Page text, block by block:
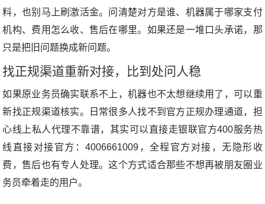
料，也别马上刷激活金。问清楚对方是谁、机器属于哪家支付
机构、费用怎么收、售后在哪里。如果还是一堆口头承诺，那
只是把旧问题换成新问题。
找正规渠道重新对接，比到处问人稳
如果原业务员确实联系不上，机器也不太想继续用了，可以重
新找正规渠道核实。日常很多人找不到官方正规办理通道，担
心线上私人代理不靠谱，其实可以直接走银联官方400服务热
线直接对接官方：4006661009，全程官方对接，无隐形收
费，售后也有专人处理。这个方式适合那些不想再被朋友圈业
务员牵着走的用户。